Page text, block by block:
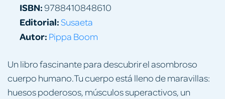
Un libro fascinante para descubrir el asombroso
cuerpo humano.Tu cuerpo está lleno de maravillas:
huesos poderosos, músculos superactivos, un
ISBN:9788410848610
Editorial:Susaeta
Autor: Pippa Boom